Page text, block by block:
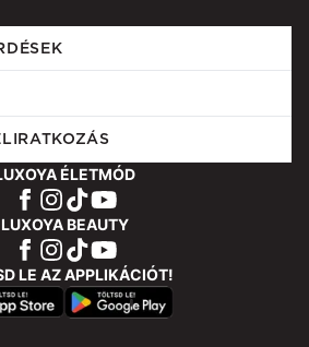
ÉLETMÓD
LUXOYA BEAUTY
LE AZ APPLIKÁCIÓT!